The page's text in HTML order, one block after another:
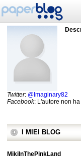
Twitter: @Imaginary82
Facebook: L'autore non
I MIEI BLOG
MikiInThePinkLand